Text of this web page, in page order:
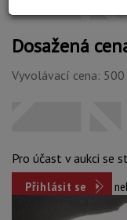
Dosažená
Vyvolávací cena: 500
Pro účast v aukci se
Přihlásit se